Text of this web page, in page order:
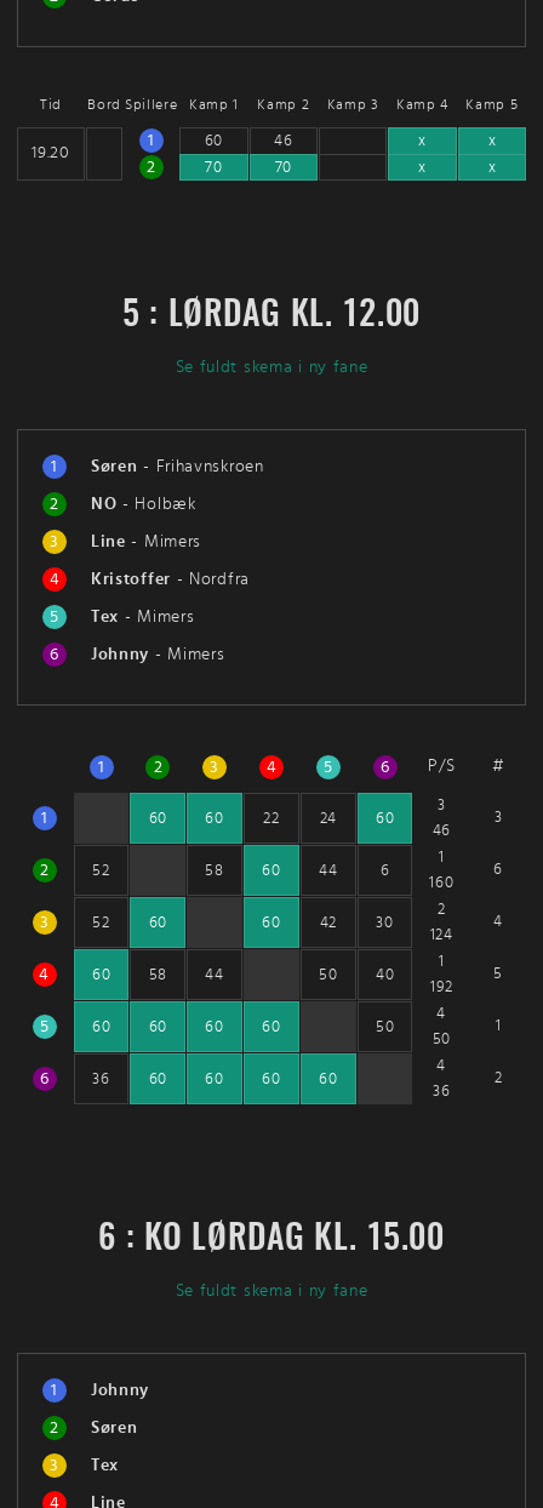
Tid Bord Spillere Kamp 1 Kamp 2 Kamp 3 Kamp 4 Kamp 5
19.20
1
2
60
70
46
70
x
x
x
x
5 : LØRDAG KL. 12.00
Se fuldt skema i ny fane
1 Søren - Frihavnskroen
2
NO - Holbæk
3
Line - Mimers
4
Kristoffer - Nordfra
5
Tex - Mimers
6
Johnny - Mimers
1 2 3 4 5 6 P/S #
1 60 60 22 24 60
3
46
3
2 52 58 60 44 6
1
160
6
3 52 60 60 42 30
2
124
4
4 60 58 44 50 40
1
192
5
5 60 60 60 60 50
4
50
1
6 36 60 60 60 60
4
36
2
6 : KO LØRDAG KL. 15.00
Se fuldt skema i ny fane
1
Johnny
2
Søren
3
Tex
4
Line